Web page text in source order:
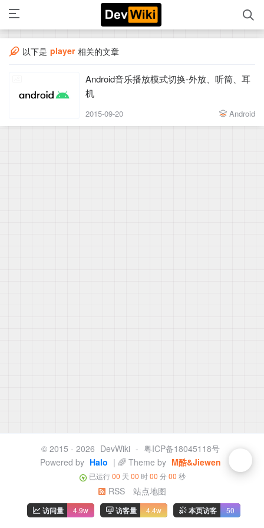
以下是 player 相关的文章
Android音乐播放模式切换-外放、听筒、耳
机
2015-09-20 Android
© 2015 - 2026 DevWiki - 粤ICP备18045118号
Powered by Halo | 🌈 Theme by M酷&Jiewen
已运行00 天 00 时00 分 00 秒
RSS 站点地图
访问量 4.9w 访客量 4.4w 本页访客 50